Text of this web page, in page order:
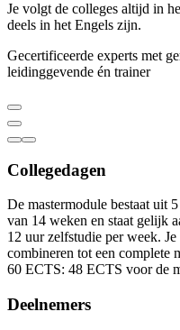
Je volgt de colleges altijd in
deels in het Engels zijn.
Gecertificeerde experts met
leidinggevende én trainer
Collegedagen
De mastermodule bestaat uit
van 14 weken en staat gelijk
12 uur zelfstudie per week.
combineren tot een complete
60 ECTS: 48 ECTS voor de
Deelnemers